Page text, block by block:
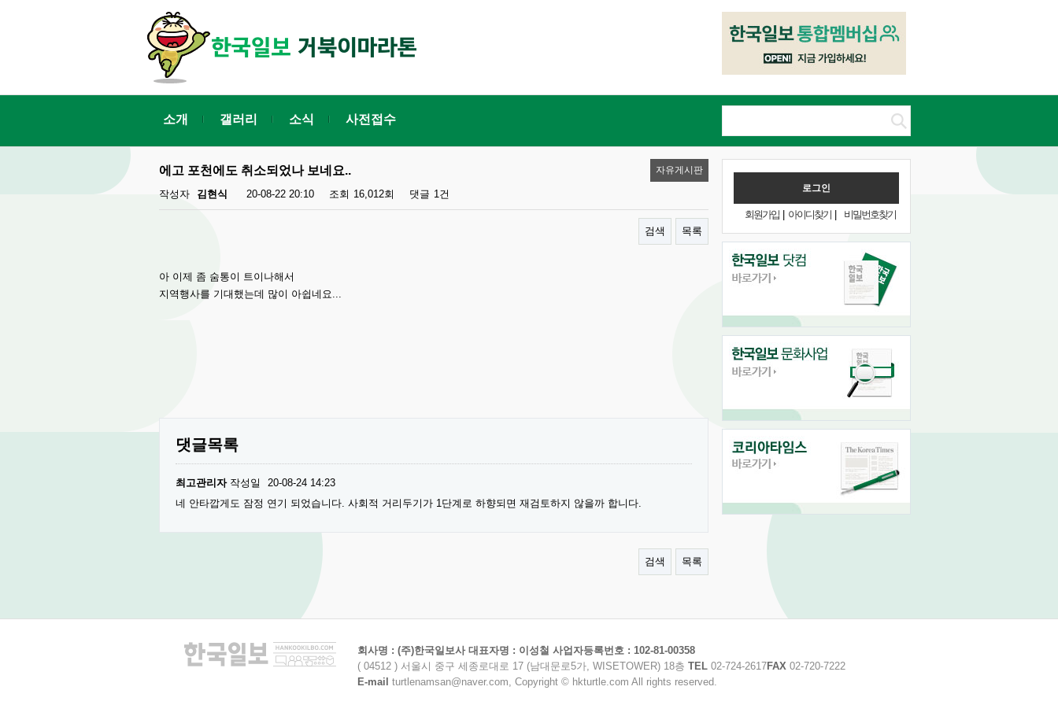
소개 갤러리 소식 사전접수
회원가입| 아이디찾기 비밀번호찾기
자유게시판
에고 포천에도 취소되었나 보네요..
작성자 김현식 20-08-22 20:10 조회 16,012회 댓글 1건
검색 목록
아 이제 좀 숨통이 트이나해서
지역행사를 기대했는데 많이 아쉽네요...
댓글목록
최고관리자작성일
20-08-24 14:23
네 안타깝게도 잠정 연기 되었습니다. 사회적 거리두기가 1단계로 하향되면 재검토하지 않을까 합니다.
검색 목록
회사명 : (주)한국일보사 대표자명 : 이성철 사업자등록번호 : 102-81-00358
( 04512 ) 서울시 중구 세종로대로 17 (남대문로5가, WISETOWER) 18층 TEL 02-724-2617FAX 02-720-7222
E-mail turtlenamsan@naver.com, Copyright © hkturtle.com All rights reserved.